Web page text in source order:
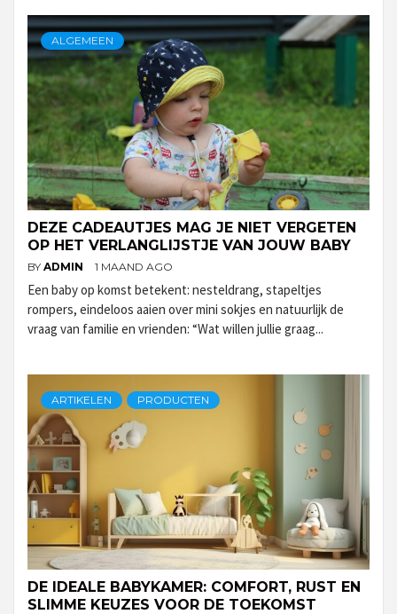
ALGEMEEN
DEZE CADEAUTJES MAG JE NIET VERGETEN
OP HET VERLANGLIJSTJE VAN JOUW BABY
BY ADMIN 1 MAAND AGO
Een baby op komst betekent: nesteldrang, stapeltjes
rompers, eindeloos aaien over mini sokjes en natuurlijk de
vraag van familie en vrienden: “Wat willen jullie graag...
ARTIKELEN PRODUCTEN
DE IDEALE BABYKAMER: COMFORT, RUST EN
SLIMME KEUZES VOOR DE TOEKOMST